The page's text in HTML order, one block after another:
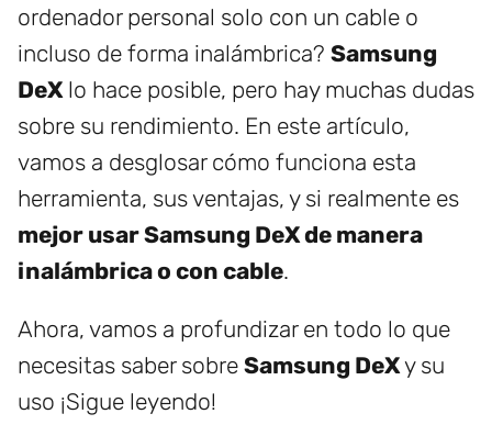
ordenador personal solo con un cable o
incluso de forma inalámbrica? Samsung
DeXlo hace posible, pero hay muchas dudas
sobre su rendimiento. En este artículo,
vamos a desglosar cómo funciona esta
herramienta, sus ventajas, y si realmente es
mejor usar Samsung DeX de manera
inalámbrica o con cable.
Ahora, vamos a profundizar en todo lo que
necesitas saber sobre Samsung DeXy su
uso ¡Sigue leyendo!